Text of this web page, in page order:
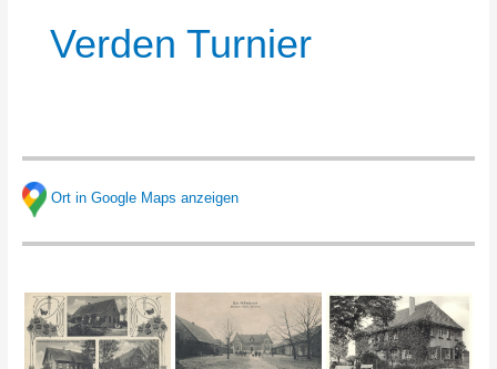
Verden Turnier
Ort in Google Maps anzeigen